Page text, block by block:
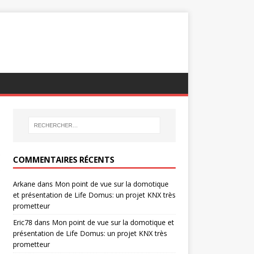
COMMENTAIRES RÉCENTS
Arkane dans Mon point de vue sur la domotique
et présentation de Life Domus: un projet KNX très
prometteur
Eric78 dans Mon point de vue sur la domotique et
présentation de Life Domus: un projet KNX très
prometteur